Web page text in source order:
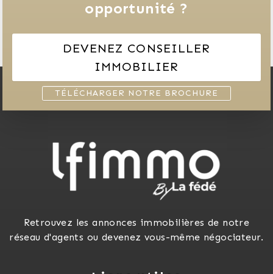
opportunité ?
DEVENEZ CONSEILLER
IMMOBILIER
TÉLÉCHARGER NOTRE BROCHURE
Retrouvez les annonces immobilières de notre
réseau d'agents ou devenez vous-même négociateur.